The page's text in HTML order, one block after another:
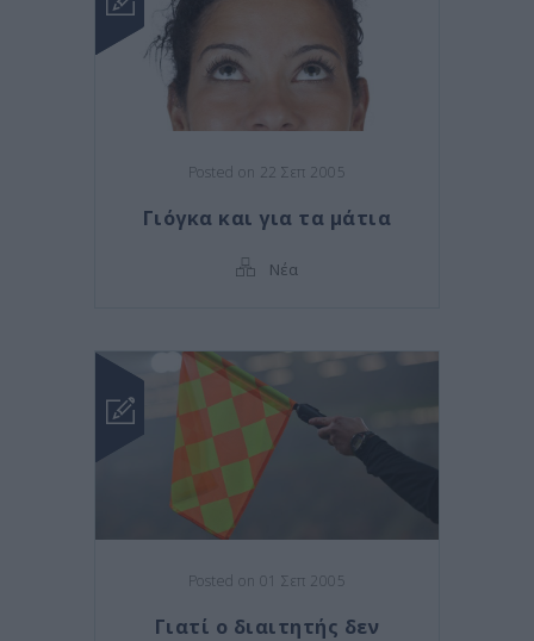
Posted on 22 Σεπ 2005
Γιόγκα και για τα μάτια
Νέα
Posted on 01 Σεπ 2005
Γιατί ο διαιτητής δεν